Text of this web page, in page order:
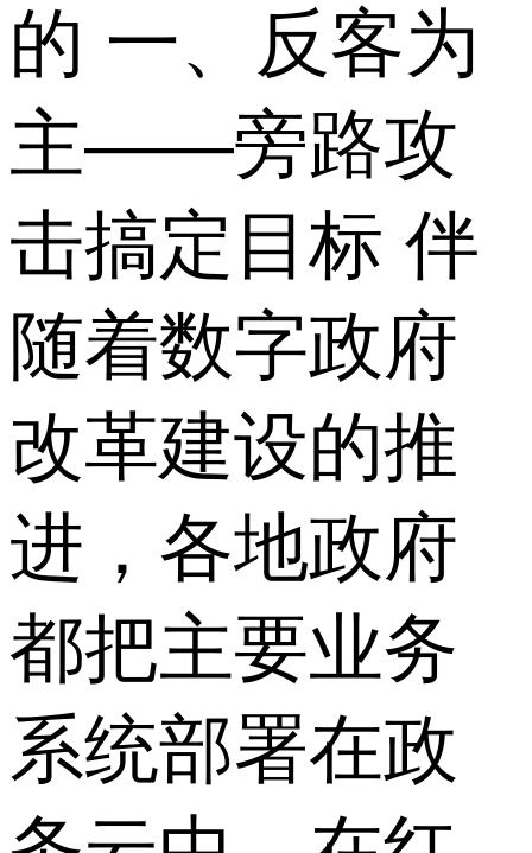
的 一、反客为
主——旁路攻
击搞定目标 伴
随着数字政府
改革建设的推
进，各地政府
都把主要业务
系统部署在政